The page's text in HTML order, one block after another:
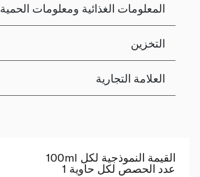
المعلومات الغذائية ومعلومات الحمية
التخزين
العلامة التجارية
القيمة النموذجية لكل 100ml
عدد الحصص لكل حاوية 1